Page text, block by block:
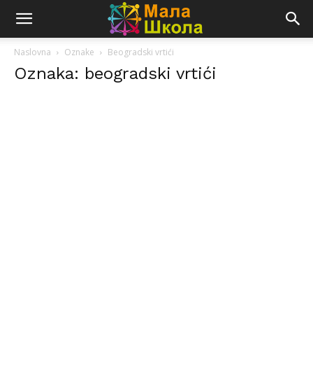
Naslovna Oznake Beogradski vrtići
Oznaka: beogradski vrtići